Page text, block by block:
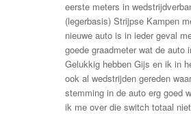
eerste meters in
(legerbasis) Strijpse Kampen
nieuwe auto is in ieder geval
goede graadmeter wat de auto
Gelukkig hebben Gijs en ik in
ook al wedstrijden gereden
stemming in de auto erg goed
ik me over die switch totaal